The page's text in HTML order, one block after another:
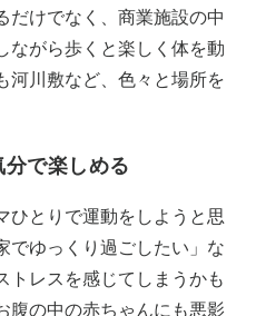
だけでなく、商業施設の中
ながら歩くと楽しく体を動
河川敷など、色々と場所を
で楽しめる
ひとりで運動をしようと思
でゆっくり過ごしたい」な
トレスを感じてしまうかも
腹の中の赤ちゃんにも悪影